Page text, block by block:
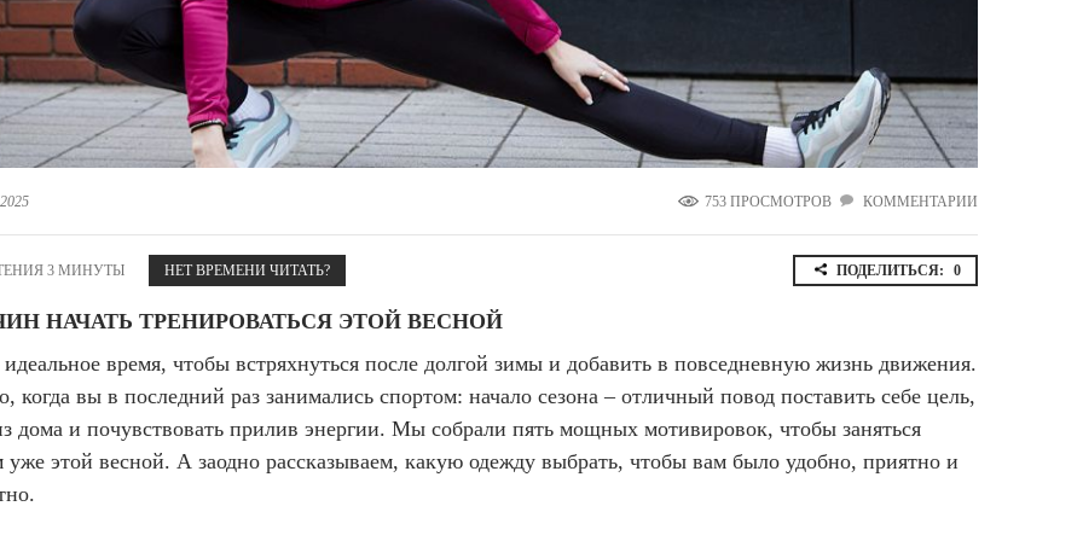
пуховики
рюкзаки
варежки
и пуховики
уборы
рюкзаки
варежки
пуховики
рюкзаки
варежки
край (5)
(1)
МО (14)
Свердловская область (5)
Северная Осетия (2)
Смоленская область (1)
Ярославская область (1)
753 ПРОСМОТРОВ КОММЕНТАРИИ
3 МИНУТЫ НЕТ ВРЕМЕНИ ЧИТАТЬ? ПОДЕЛИТЬСЯ: 0
НАЧАТЬ ТРЕНИРОВАТЬСЯ ЭТОЙ ВЕСНОЙ
время, чтобы встряхнуться после долгой зимы и добавить в повседневную жизнь движения.
когда вы в последний раз занимались спортом: начало сезона – отличный повод поставить себе цель,
дома и почувствовать прилив энергии. Мы собрали пять мощных мотивировок, чтобы заняться
уже этой весной. А заодно рассказываем, какую одежду выбрать, чтобы вам было удобно, приятно и